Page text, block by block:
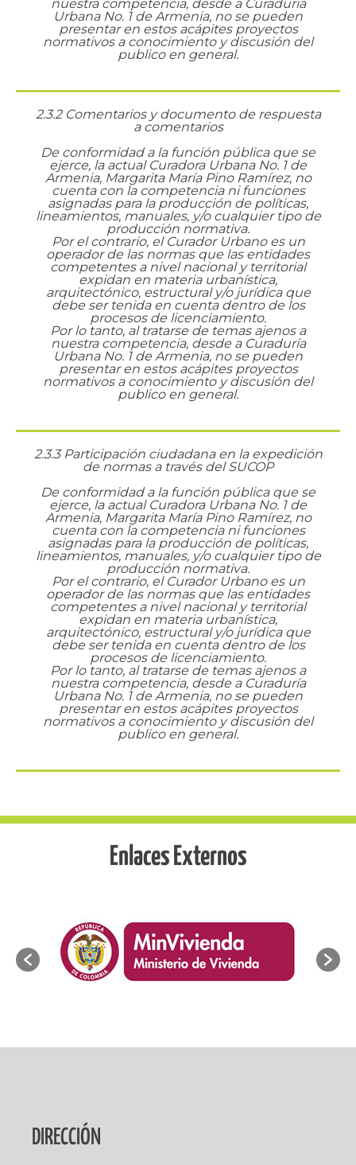
nuestra competencia, desde a Curaduría
Urbana No. 1 de Armenia, no se pueden
presentar en estos acápites proyectos
normativos a conocimiento y discusión del
publico en general.
2.3.2 Comentarios y documento de respuesta
a comentarios
De conformidad a la función pública que se
ejerce, la actual Curadora Urbana No. 1 de
Armenia, Margarita María Pino Ramírez, no
cuenta con la competencia ni funciones
asignadas para la producción de políticas,
lineamientos, manuales, y/o cualquier tipo de
producción normativa.
Por el contrario, el Curador Urbano es un
operador de las normas que las entidades
competentes a nivel nacional y territorial
expidan en materia urbanística,
arquitectónico, estructural y/o jurídica que
debe ser tenida en cuenta dentro de los
procesos de licenciamiento.
Por lo tanto, al tratarse de temas ajenos a
nuestra competencia, desde a Curaduría
Urbana No. 1 de Armenia, no se pueden
presentar en estos acápites proyectos
normativos a conocimiento y discusión del
publico en general.
2.3.3 Participación ciudadana en la expedición
de normas a través del SUCOP
De conformidad a la función pública que se
ejerce, la actual Curadora Urbana No. 1 de
Armenia, Margarita María Pino Ramírez, no
cuenta con la competencia ni funciones
asignadas para la producción de políticas,
lineamientos, manuales, y/o cualquier tipo de
producción normativa.
Por el contrario, el Curador Urbano es un
operador de las normas que las entidades
competentes a nivel nacional y territorial
expidan en materia urbanística,
arquitectónico, estructural y/o jurídica que
debe ser tenida en cuenta dentro de los
procesos de licenciamiento.
Por lo tanto, al tratarse de temas ajenos a
nuestra competencia, desde a Curaduría
Urbana No. 1 de Armenia, no se pueden
presentar en estos acápites proyectos
normativos a conocimiento y discusión del
publico en general.
Enlaces Externos
DIRECCIÓN